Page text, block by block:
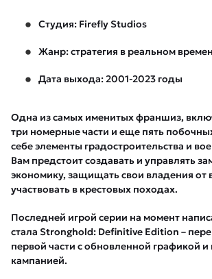
Студия: Firefly Studios
Жанр: стратегия в реальном
Дата выхода: 2001-2023 годы
Одна из самых именитых франшиз,
три номерные части и еще пять
себе элементы градостроительства и
Вам предстоит создавать и управлять
экономику, защищать свои владения от
участвовать в крестовых походах.
Последней игрой серии на момент
стала Stronghold: Definitive Edition –
первой части с обновленной графикой
кампанией.